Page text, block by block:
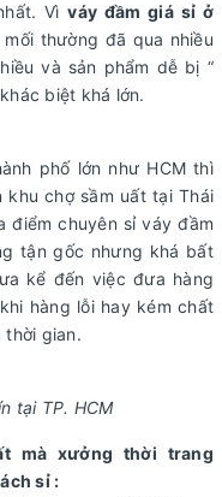
Vìváy đầm giá sỉ ở
thường đã qua nhiều
và sản phẩm dễ bị “
biệt khá lớn.
phố lớn như HCM thì
chợ sầm uất tại Thái
điểm chuyên sỉ váy đầm
tận gốc nhưng khá bất
kể đến việc đưa hàng
hàng lỗi hay kém chất
thời gian.
tại TP. HCM
mà xưởng thời trang
sỉ :